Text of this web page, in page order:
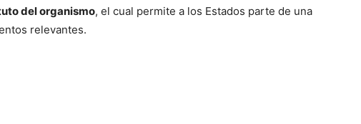
del organismo, el cual permite a los Estados parte de una
relevantes.